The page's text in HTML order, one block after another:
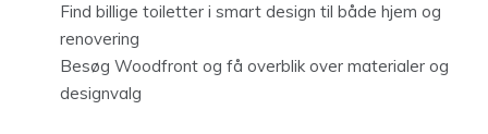
Find billige toiletter i smart design til både hjem og
renovering
Besøg Woodfront og få overblik over materialer og
designvalg